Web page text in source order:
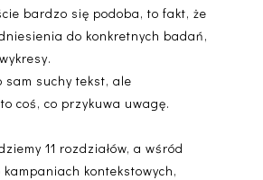
bardzo się podoba, to fakt, że
do konkretnych badań,
sam suchy tekst, ale
coś, co przykuwa uwagę.
11 rozdziałów, a wśród
kampaniach kontekstowych,